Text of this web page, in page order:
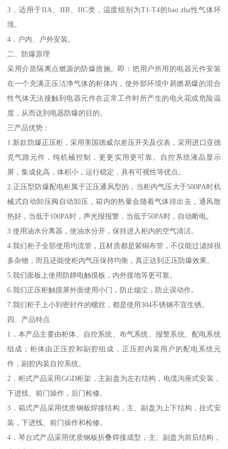
3．适用于IIA、IIB、IIC类，温度组别为T1-T4的bao zha性气体环
境。
4．户内、户外安装。
二、防爆原理
采用介质隔离点燃源的防爆措施。即：把用户所用的电器元件安装
在一个充满正压洁净气体的柜体内，使外部环境中易燃易爆的混合
性气体无法接触到电器元件在正常工作时所产生的电火花或危险温
度，从而达到电器防爆的目的。
三产品优势：
1.新款防爆正压柜，采用美国德威尔差压开关及仪表，采用进口亚德
克气路元件，纯机械控制，更更实用更可靠。自控系统液晶显示
屏，集成化高，体积小，运行稳定，具有可视性等优点。
2.正压型防爆配电柜属于正压通风型的，当柜内气压大于500PA时机
械式自动卸压阀自动卸压，箱内的热量会随着气体排出去，通风散
热好，当低于100PA时，声光报报警，当低于50PA时，自动断电。
3.使用油水分离器，使油水分开，保持进入柜内的空气清洁。
4.我们柜子全部使用均流管，且材质都是紫铜布管，不仅能过滤掉很
多杂物，而且还能使柜内气压保持均衡，真正达到正压防爆效果。
5.我们面板上使用防静电触摸板，内外接地等更可靠。
6.我们正压柜触摸屏外面使用小门，防止烟尘，防止误动作。
7.我们柜子上小到密封件的螺丝，都是使用304不锈钢不宜生锈。
四、产品特点
1．本产品主要由柜体、自控系统、布气系统、报警系统、配电系统
组成；柜体由正压腔和副腔组成，正压腔内装用户的配电系统元
件，副腔内装自控系统。
2．柜式产品采用GGD柜架，主副盘为左右结构，电缆沟座式安装，
下进线、前门操作，后门检修。
3．箱式产品采用优质钢板焊接结构，主、副盘为上下结构，挂式安
装，下进线、前门操作和检修。
4．琴台式产品采用优质钢板折叠焊接成型，主、副盘为前后结构，